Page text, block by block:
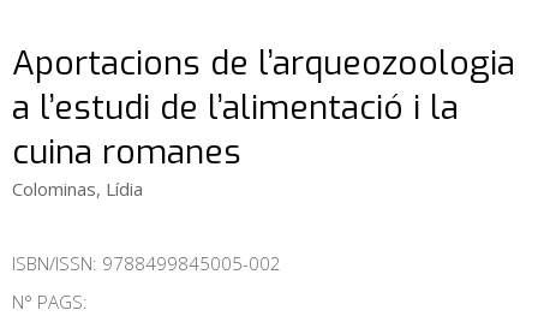
Aportacions de l’arqueozoologia
a l’estudi de l’alimentació i la
cuina romanes
Colominas, Lídia
ISBN/ISSN: 9788499845005-002
N° PAGS: